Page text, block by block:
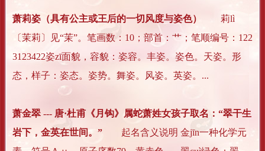
萧莉姿（具有公主或王后的一切风度与姿色）
莉lì
〔茉莉〕见“茉”。笔画数：10；部首：艹；笔顺编号：122
3123422姿zī面貌，容貌：姿容。丰姿。姿色。天姿。形
态，样子：姿态。姿势。舞姿。风姿。英姿。...
萧金翠 --- 唐·杜甫《月钩》属蛇萧姓女孩子取名：“翠干生
岩下，金英在世间。” 起名含义说明 金jīn一种化学元